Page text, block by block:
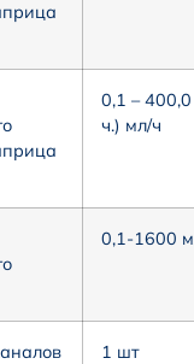
0,1 –
ч.) мл/ч
0,1-1600
1 шт